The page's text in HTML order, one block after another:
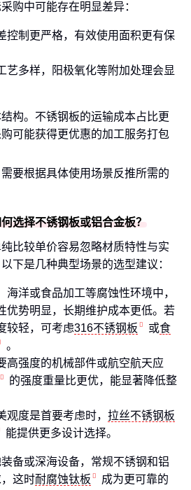
购中可能存在明显差异：
控制更严格，有效使用面积更有保
艺多样，阳极氧化等附加处理会显
构。不锈钢板的运输成本占比更
可能获得更优惠的加工服务打包
要根据具体使用场景反推所需的
选择不锈钢板或铝合金板？
比较单价容易忽略材质特性与实
下是几种典型场景的选型建议：
海洋或食品加工等腐蚀性环境中，
优势明显，长期维护成本更低。若
较轻，可考虑316不锈钢板 或食
。
高强度的机械部件或航空航天应
的强度重量比更优，能显著降低整
度是首要考虑时， 拉丝不锈钢板
能提供更多设计选择。
备或深海设备，常规不锈钢和铝
这时耐腐蚀钛板
成为更可靠的